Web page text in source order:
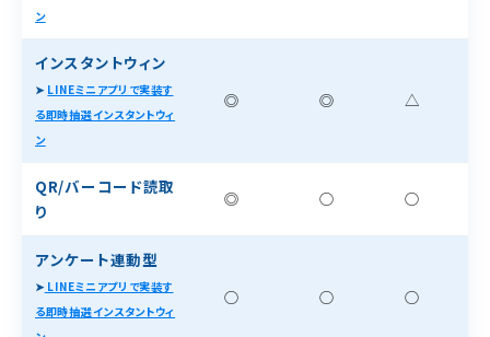
ン
インスタントウィン
➤ LINEミニアプリで実装す
る即時抽選インスタントウィ
ン
◎ ◎ △
QR/バーコード読取
り
◎ ○ ○
アンケート連動型
➤LINEミニアプリで実装す
る即時抽選インスタントウィ
○ ○ ○